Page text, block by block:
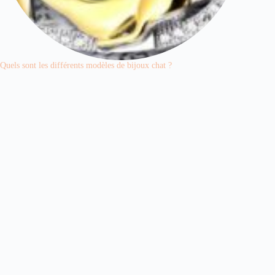
Quels sont les différents modèles de bijoux chat ?